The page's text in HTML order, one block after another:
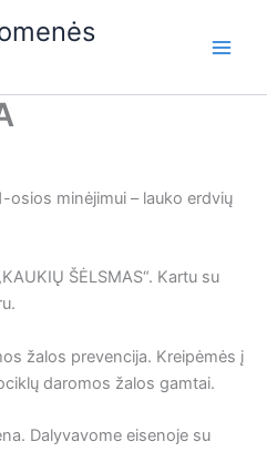
osios minėjimui – lauko erdvių
ŠĖLSMAS“. Kartu su
žalos prevencija. Kreipėmės į
daromos žalos gamtai.
Dalyvavome eisenoje su